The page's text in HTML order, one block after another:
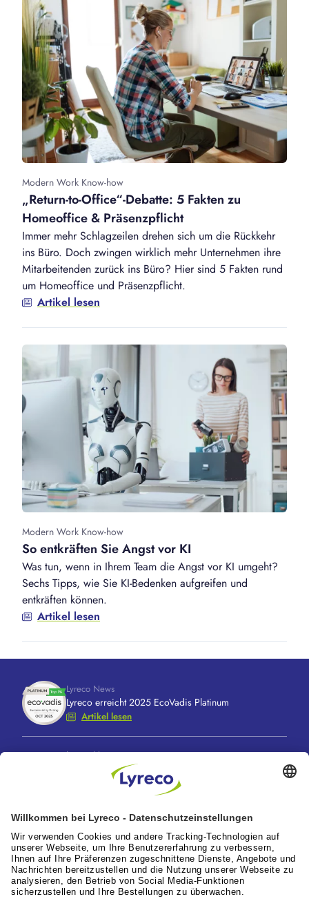
Modern Work Know-how
„Return-to-Office“-Debatte: 5 Fakten zu
Homeoffice & Präsenzpflicht
Immer mehr Schlagzeilen drehen sich um die Rückkehr
ins Büro. Doch zwingen wirklich mehr Unternehmen ihre
Mitarbeitenden zurück ins Büro? Hier sind 5 Fakten rund
um Homeoffice und Präsenzpflicht.
Artikel lesen
Modern Work Know-how
So entkräften Sie Angst vor KI
Was tun, wenn in Ihrem Team die Angst vor KI umgeht?
Sechs Tipps, wie Sie KI-Bedenken aufgreifen und
entkräften können.
Artikel lesen
Lyreco News
Lyreco erreicht 2025 EcoVadis Platinum
Artikel lesen
Lyreco News
Lyreco feiert 100 Jahre “A Great Working Day.
Delivered."
Lyreco News
Lyreco Partner Convention 2026: Zentraler
Branchentreff mit Zukunftskraft
Artikel lesen